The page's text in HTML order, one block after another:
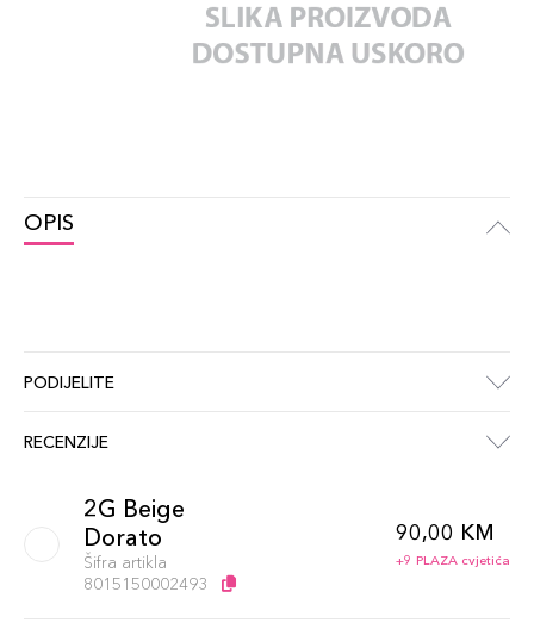
OPIS
PODIJELITE
RECENZIJE
2G Beige
Dorato
Šifra artikla
8015150002493
90,00 KM
+9 PLAZA cvjetića